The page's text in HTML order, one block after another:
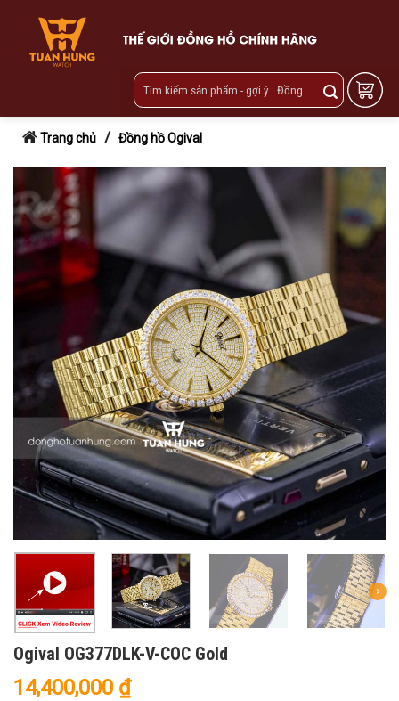
content
Trang chủ / Đồng hồ Ogival
Ogival OG377DLK-V-COC Gold
14,400,000 ₫